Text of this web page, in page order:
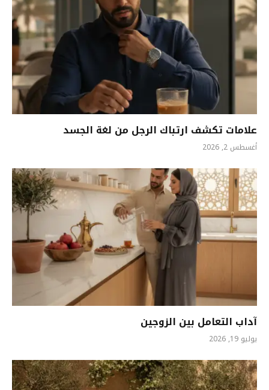
علامات تكشف ارتباك الرجل من لغة الجسد
أغسطس 2, 2026
آداب التعامل بين الزوجين
يوليو 19, 2026